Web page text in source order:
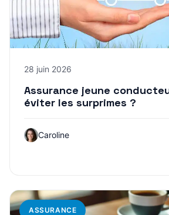
28 juin 2026
Assurance jeune
éviter les surprimes ?
Caroline
ASSURANCE